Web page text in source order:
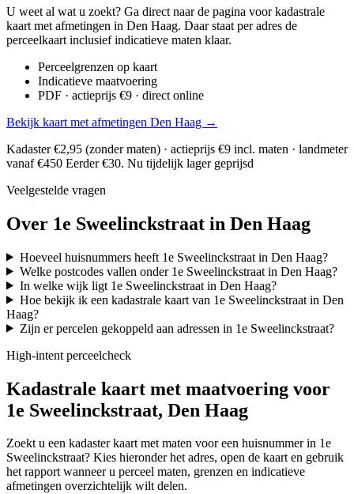
U weet al wat u zoekt? Ga direct naar de pagina voor kadastrale
kaart met afmetingen in Den Haag. Daar staat per adres de
perceelkaart inclusief indicatieve maten klaar.
Perceelgrenzen op kaart
Indicatieve maatvoering
PDF · actieprijs €9 · direct online
Bekijk kaart met afmetingen Den Haag →
Kadaster €2,95 (zonder maten) · actieprijs €9 incl. maten · landmeter
vanaf €450 Eerder €30. Nu tijdelijk lager geprijsd
Veelgestelde vragen
Over 1e Sweelinckstraat in Den Haag
Hoeveel huisnummers heeft 1e Sweelinckstraat in Den Haag?
Welke postcodes vallen onder 1e Sweelinckstraat in Den Haag?
In welke wijk ligt 1e Sweelinckstraat in Den Haag?
Hoe bekijk ik een kadastrale kaart van 1e Sweelinckstraat in Den
Haag?
Zijn er percelen gekoppeld aan adressen in 1e Sweelinckstraat?
High-intent perceelcheck
Kadastrale kaart met maatvoering voor
1e Sweelinckstraat, Den Haag
Zoekt u een kadaster kaart met maten voor een huisnummer in 1e
Sweelinckstraat? Kies hieronder het adres, open de kaart en gebruik
het rapport wanneer u perceel maten, grenzen en indicatieve
afmetingen overzichtelijk wilt delen.